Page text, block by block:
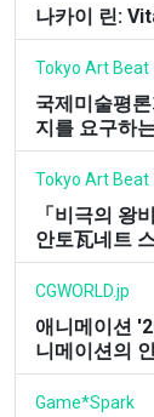
나카이 린:
Tokyo Art Beat
국제미술평
지를 요구하
Tokyo Art Beat
「비극의 왕
안토瓦네트
CGWORLD.jp
애니메이션
니메이션의
Game*Spark